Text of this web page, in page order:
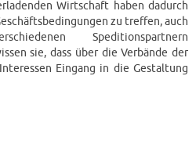
Wirtschaft haben dadurch
zu treffen, auch
Speditionspartnern
sie, dass über die Verbände der
Eingang in die Gestaltung